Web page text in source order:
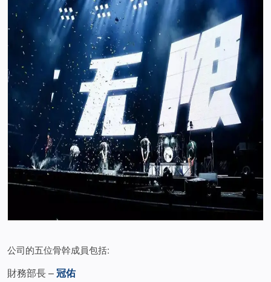
公司的五位骨幹成員包括:
財務部長 –冠佑